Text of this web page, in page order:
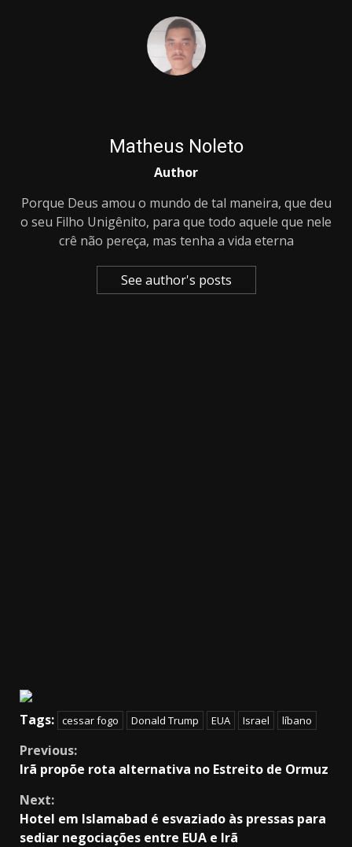
Matheus Noleto
Author
Porque Deus amou o mundo de tal maneira, que deu
o seu Filho Unigênito, para que todo aquele que nele
crê não pereça, mas tenha a vida eterna
See author's posts
Tags: cessar fogo Donald Trump EUA Israel líbano
Continue
Reading
Previous:
Irã propõe rota alternativa no Estreito de Ormuz
Next:
Hotel em Islamabad é esvaziado às pressas para
sediar negociações entre EUA e Irã